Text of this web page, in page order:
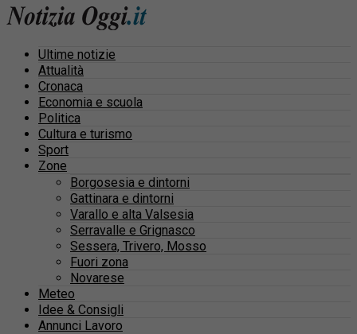
Ultime notizie
Attualità
Cronaca
Economia e scuola
Politica
Cultura e turismo
Sport
Zone
Borgosesia e dintorni
Gattinara e dintorni
Varallo e alta Valsesia
Serravalle e Grignasco
Sessera, Trivero, Mosso
Fuori zona
Novarese
Meteo
Idee & Consigli
Annunci Lavoro